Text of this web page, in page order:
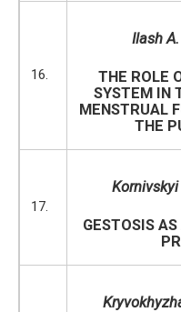
16.
Ilash
THE ROLE
SYSTEM IN
MENSTRUAL
THE
17.
Kornivskyi
GESTOSIS